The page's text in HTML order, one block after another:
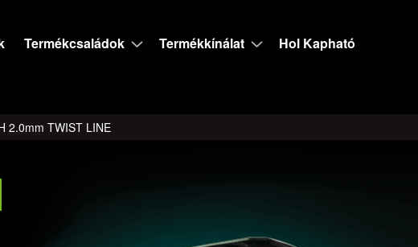
Termékcsaládok Termékkínálat Hol Kapható
2.0mm TWIST LINE